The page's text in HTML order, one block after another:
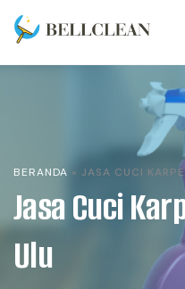
BERANDA » JASA CUCI
Jasa Cuci
Ulu